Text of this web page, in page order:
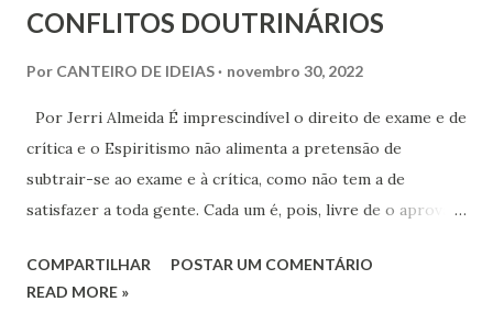
CONFLITOS DOUTRINÁRIOS
Por CANTEIRO DE IDEIAS novembro 30, 2022
Por Jerri Almeida É imprescindível o direito de exame e de
crítica e o Espiritismo não alimenta a pretensão de
subtrair-se ao exame e à crítica, como não tem a de
satisfazer a toda gente. Cada um é, pois, livre de o aprovar
conhecimento de causa (Allan Kardec. “Obras Póstumas”, 1ª
Parte. Ligeira Resposta aos Detratores do Espiritismo).
COMPARTILHAR
POSTAR UM COMENTÁRIO
READ MORE »